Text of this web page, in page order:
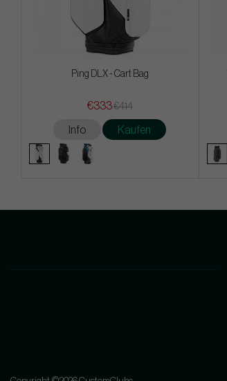
Ping DLX - Cart Bag
€333€414
Info Kaufen